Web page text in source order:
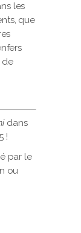
les
que
de
dans
!
par le
ou